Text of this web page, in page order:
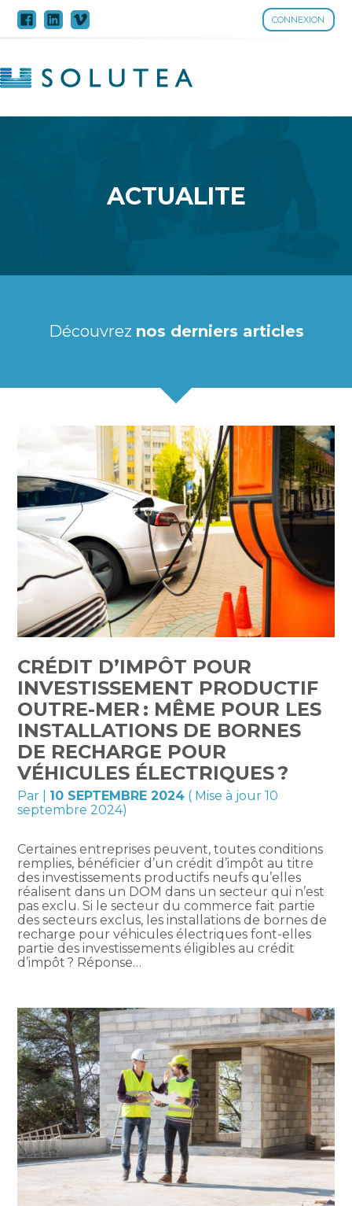
CONNEXION
Aller
ACTUALITE
Découvrez nos derniers articles
CRÉDIT D’IMPÔT POUR
INVESTISSEMENT PRODUCTIF
OUTRE-MER : MÊME POUR LES
INSTALLATIONS DE BORNES
DE RECHARGE POUR
VÉHICULES ÉLECTRIQUES ?
Par 10 SEPTEMBRE 2024 ( Mise à jour 10
septembre 2024)
Certaines entreprises peuvent, toutes conditions
remplies, bénéficier d’un crédit d’impôt au titre
des investissements productifs neufs qu’elles
réalisent dans un DOM dans un secteur qui n’est
pas exclu. Si le secteur du commerce fait partie
des secteurs exclus, les installations de bornes de
recharge pour véhicules électriques font-elles
partie des investissements éligibles au crédit
d’impôt ? Réponse…